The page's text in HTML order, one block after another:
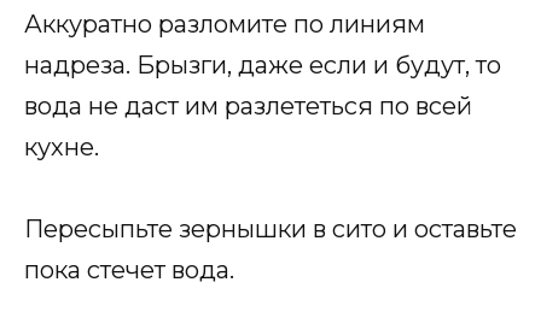
Аккуратно разломите по линиям
надреза. Брызги, даже если и будут, то
вода не даст им разлететься по всей
кухне.
Пересыпьте зернышки в сито и оставьте
пока стечет вода.